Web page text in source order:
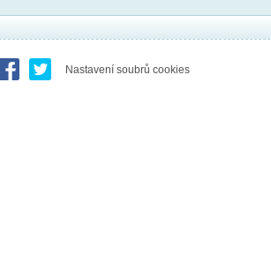
Nastavení soubrů cookies